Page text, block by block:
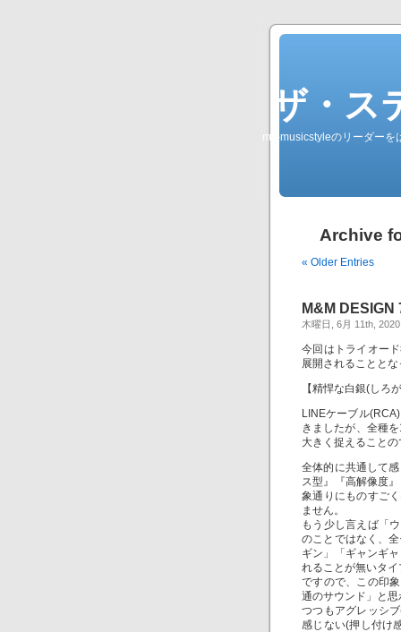
ザ・
my-musicstyleのリーダー
Archive
« Older Entries
M&M DESIGN
木曜日, 6月 11th, 2020
今回はトライオー
展開されることと
【精悍な白銀(しろ
LINEケーブル
きましたが、全種
大きく捉えること
全体的に共通して
ス型』『高解像度
象通りにものすご
ません。
もう少し言えば「
のことではなく、
ギン」「ギャンギ
れることが無いタ
ですので、この印
通のサウンド」と
つつもアグレッシ
感じない(押し付け